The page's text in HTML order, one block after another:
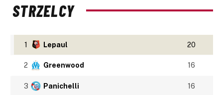
STRZELCY
1 Lepaul 20
2 Greenwood 16
3 Panichelli 16